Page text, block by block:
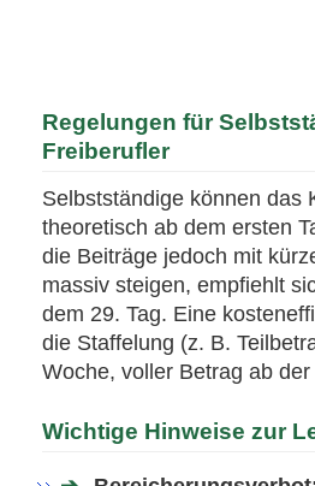
Regelungen für
Freiberufler
Selbstständige können das
theoretisch ab dem ersten
die Beiträge jedoch mit
massiv steigen, empfiehlt
dem 29. Tag. Eine
die Staffelung (z. B.
Woche, voller Betrag ab
Wichtige Hinweise zur